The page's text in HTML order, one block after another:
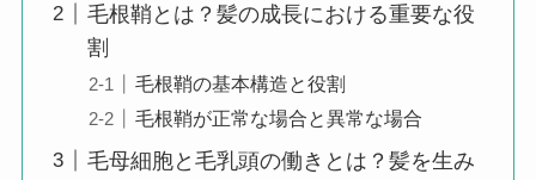
毛根鞘とは？髪の成長における重要な役
割
毛根鞘の基本構造と役割
毛根鞘が正常な場合と異常な場合
毛母細胞と毛乳頭の働きとは？髪を生み